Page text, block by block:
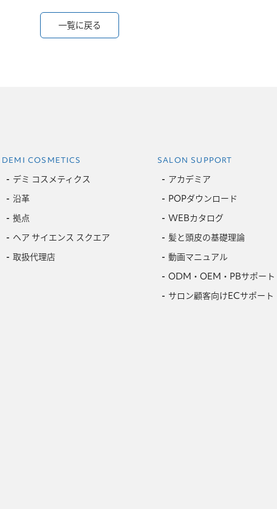
一覧に戻る
DEMI COSMETICS
デミ コスメティクス
沿革
拠点
ヘア サイエンス スクエア
取扱代理店
SALON SUPPORT
アカデミア
POPダウンロード
WEBカタログ
髪と頭皮の基礎理論
動画マニュアル
ODM・OEM・PBサポート
サロン顧客向けECサポート